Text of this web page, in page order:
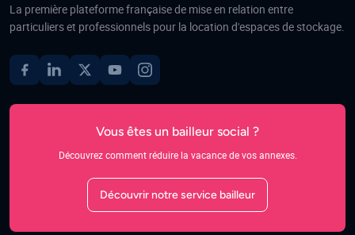
La première plateforme française de mise en relation entre
particuliers et professionnels pour la location d'espaces de stockage.
Vous êtes un bailleur social ?
Découvrez comment réduire la vacance de vos annexes.
Découvrir notre service bailleur